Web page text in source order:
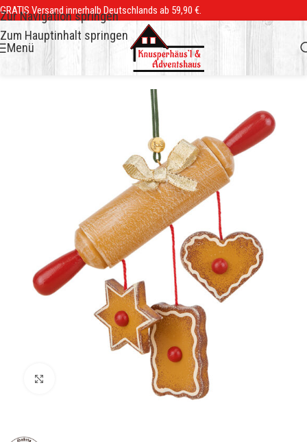
Zur Navigation springen
Zum Hauptinhalt springen
GRATIS Versand innerhalb Deutschlands ab 59,90 €.
Menü
Zum Vergrößern klicken